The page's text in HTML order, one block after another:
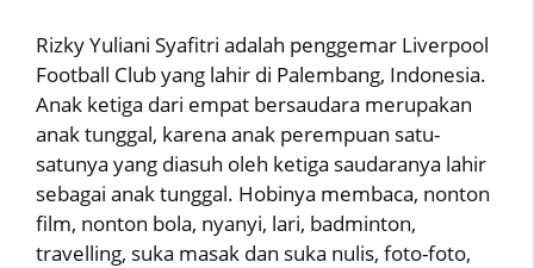
Rizky Yuliani Syafitri adalah penggemar Liverpool
Football Club yang lahir di Palembang, Indonesia.
Anak ketiga dari empat bersaudara merupakan
anak tunggal, karena anak perempuan satu-
satunya yang diasuh oleh ketiga saudaranya lahir
sebagai anak tunggal. Hobinya membaca, nonton
film, nonton bola, nyanyi, lari, badminton,
travelling, suka masak dan suka nulis, foto-foto,